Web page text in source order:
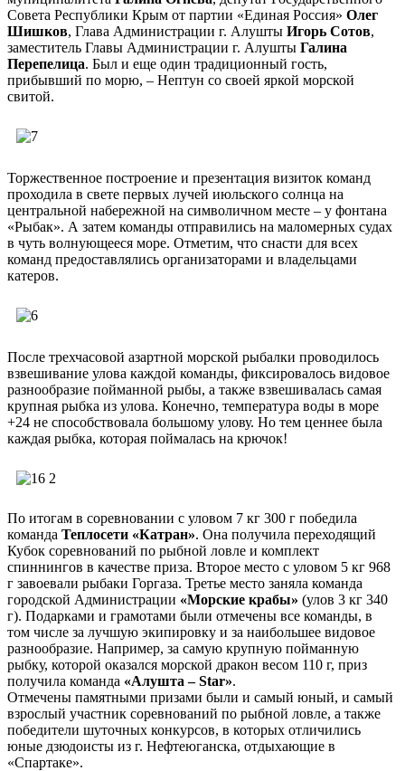
Совета Республики Крым от партии «Единая Россия» Олег
Шишков, Глава Администрации г. Алушты Игорь Сотов,
заместитель Главы Администрации г. Алушты Галина
Перепелица. Был и еще один традиционный гость,
прибывший по морю, – Нептун со своей яркой морской
свитой.
Торжественное построение и презентация визиток команд
проходила в свете первых лучей июльского солнца на
центральной набережной на символичном месте – у фонтана
«Рыбак». А затем команды отправились на маломерных судах
в чуть волнующееся море. Отметим, что снасти для всех
команд предоставлялись организаторами и владельцами
катеров.
После трехчасовой азартной морской рыбалки проводилось
взвешивание улова каждой команды, фиксировалось видовое
разнообразие пойманной рыбы, а также взвешивалась самая
крупная рыбка из улова. Конечно, температура воды в море
+24 не способствовала большому улову. Но тем ценнее была
каждая рыбка, которая поймалась на крючок!
По итогам в соревновании с уловом 7 кг 300 г победила
команда Теплосети «Катран». Она получила переходящий
Кубок соревнований по рыбной ловле и комплект
спиннингов в качестве приза. Второе место с уловом 5 кг 968
г завоевали рыбаки Горгаза. Третье место заняла команда
городской Администрации «Морские крабы» (улов 3 кг 340
г). Подарками и грамотами были отмечены все команды, в
том числе за лучшую экипировку и за наибольшее видовое
разнообразие. Например, за самую крупную пойманную
рыбку, которой оказался морской дракон весом 110 г, приз
получила команда «Алушта – Star».
Отмечены памятными призами были и самый юный, и самый
взрослый участник соревнований по рыбной ловле, а также
победители шуточных конкурсов, в которых отличились
юные дзюдоисты из г. Нефтеюганска, отдыхающие в
«Спартаке».